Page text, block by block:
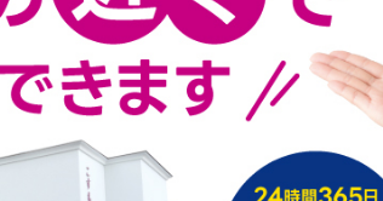
アフターサポート
一日葬
一般葬
こすもす家族会館
るご質問 お葬式ブログ
スタッフ紹介
新着情報